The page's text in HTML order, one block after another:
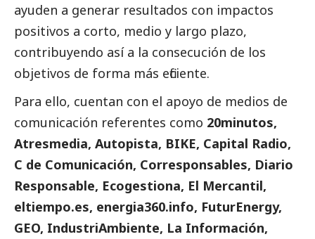
ayuden a generar resultados con impactos
positivos a corto, medio y largo plazo,
contribuyendo así a la consecución de los
objetivos de forma más eficiente.
Para ello, cuentan con el apoyo de medios de
comunicación referentes como 20minutos,
Atresmedia, Autopista, BIKE, Capital Radio,
C de Comunicación, Corresponsables, Diario
Responsable, Ecogestiona, El Mercantil,
eltiempo.es, energia360.info, FuturEnergy,
GEO, IndustriAmbiente, La Información,